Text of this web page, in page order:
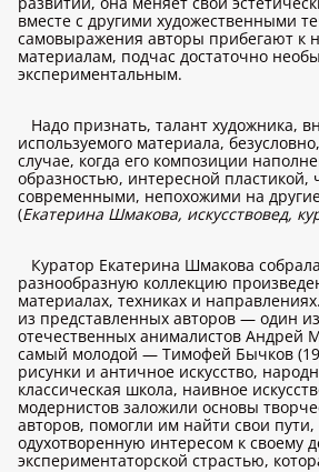
вместе с другими художественными
самовыражения авторы прибегают к
материалам, подчас достаточно
экспериментальным.
Надо признать, талант художника,
используемого материала,
случае, когда его композиции
образностью, интересной пластикой,
современными, непохожими на
(Екатерина Шмакова, искусствовед,
Куратор Екатерина Шмакова
разнообразную коллекцию
материалах, техниках и
из представленных авторов — один
отечественных анималистов Андрей
самый молодой — Тимофей Бычков
рисунки и античное искусство,
классическая школа, наивное
модернистов заложили основы
авторов, помогли им найти свои пути,
одухотворенную интересом к своему
экспериментаторской страстью,